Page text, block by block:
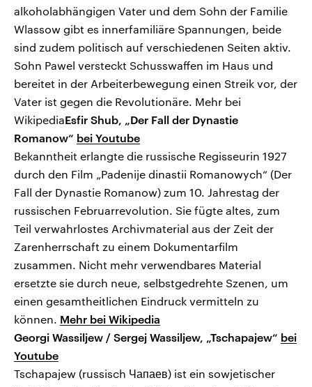
alkoholabhängigen Vater und dem Sohn der Familie
Wlassow gibt es innerfamiliäre Spannungen, beide
sind zudem politisch auf verschiedenen Seiten aktiv.
Sohn Pawel versteckt Schusswaffen im Haus und
bereitet in der Arbeiterbewegung einen Streik vor, der
Vater ist gegen die Revolutionäre. Mehr bei
WikipediaEsfir Shub, „Der Fall der Dynastie
Romanow“ bei Youtube
Bekanntheit erlangte die russische Regisseurin 1927
durch den Film „Padenije dinastii Romanowych“ (Der
Fall der Dynastie Romanow) zum 10. Jahrestag der
russischen Februarrevolution. Sie fügte altes, zum
Teil verwahrlostes Archivmaterial aus der Zeit der
Zarenherrschaft zu einem Dokumentarfilm
zusammen. Nicht mehr verwendbares Material
ersetzte sie durch neue, selbstgedrehte Szenen, um
einen gesamtheitlichen Eindruck vermitteln zu
können. Mehr bei Wikipedia
Georgi Wassiljew / Sergej Wassiljew, „Tschapajew“ bei
Youtube
Tschapajew (russisch Чапаев) ist ein sowjetischer